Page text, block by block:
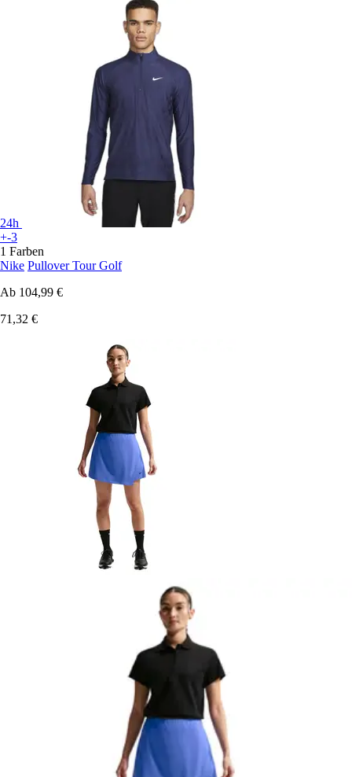
24h
+-3
1 Farben
Nike Pullover Tour Golf
Ab 104,99 €
71,32 €